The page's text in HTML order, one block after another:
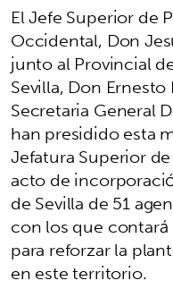
El Jefe Superior de
Occidental, Don
junto al Provincial
Sevilla, Don
Secretaria General
han presidido esta
Jefatura Superior
acto de
de Sevilla de 51
con los que
para reforzar la
en este territorio.